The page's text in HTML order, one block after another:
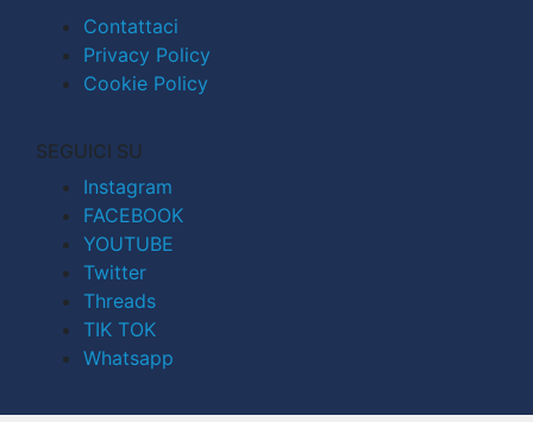
Contattaci
Privacy Policy
Cookie Policy
SEGUICI SU
Instagram
FACEBOOK
YOUTUBE
Twitter
Threads
TIK TOK
Whatsapp